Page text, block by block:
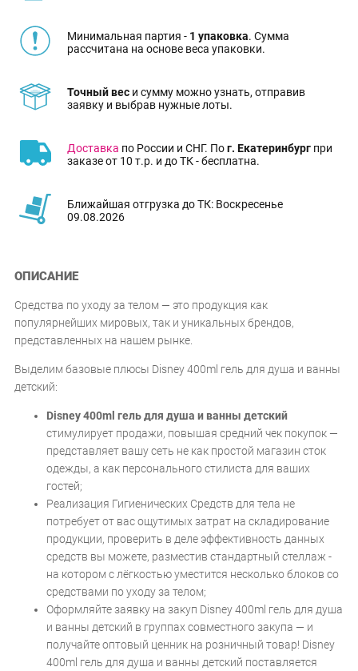
Минимальная партия - 1 упаковка. Сумма
рассчитана на основе веса упаковки.
Точный вес и сумму можно узнать, отправив
заявку и выбрав нужные лоты.
Доставка по России и СНГ. Пог. Екатеринбург при
заказе от 10 т.р. и до ТК - бесплатна.
Ближайшая отгрузка до ТК: Воскресенье
09.08.2026
ОПИСАНИЕ
Средства по уходу за телом — это продукция как
популярнейших мировых, так и уникальных брендов,
представленных на нашем рынке.
Выделим базовые плюсы Disney 400ml гель для душа и ванны
детский:
Disney 400ml гель для душа и ванны детский
стимулирует продажи, повышая средний чек покупок —
представляет вашу сеть не как простой магазин сток
одежды, а как персонального стилиста для ваших
гостей;
Реализация Гигиенических Средств для тела не
потребует от вас ощутимых затрат на складирование
продукции, проверить в деле эффективность данных
средств вы можете, разместив стандартный стеллаж -
на котором с лёгкостью уместится несколько блоков со
средствами по уходу за телом;
Оформляйте заявку на закуп Disney 400ml гель для душа
и ванны детский в группах совместного закупа — и
получайте оптовый ценник на розничный товар! Disney
400ml гель для душа и ванны детский поставляется